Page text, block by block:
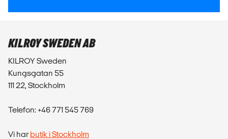
KILROY SWEDEN AB
KILROY Sweden
Kungsgatan 55
111 22, Stockholm
Telefon: +46 771 545 769
Vi har butik i Stockholm